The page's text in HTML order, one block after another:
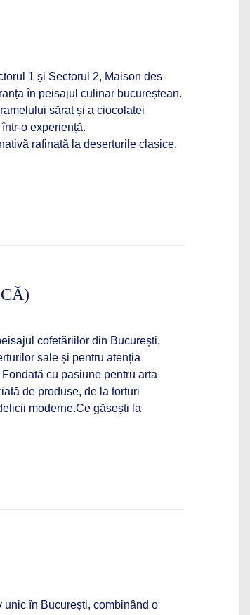
1 și Sectorul 2, Maison des
în peisajul culinar bucureștean.
sărat și a ciocolatei
o experiență.
rafinată la deserturile clasice,
cofetăriilor din București,
sale și pentru atenția
cu pasiune pentru arta
de produse, de la torturi
moderne.Ce găsești la
unic în București, combinând o